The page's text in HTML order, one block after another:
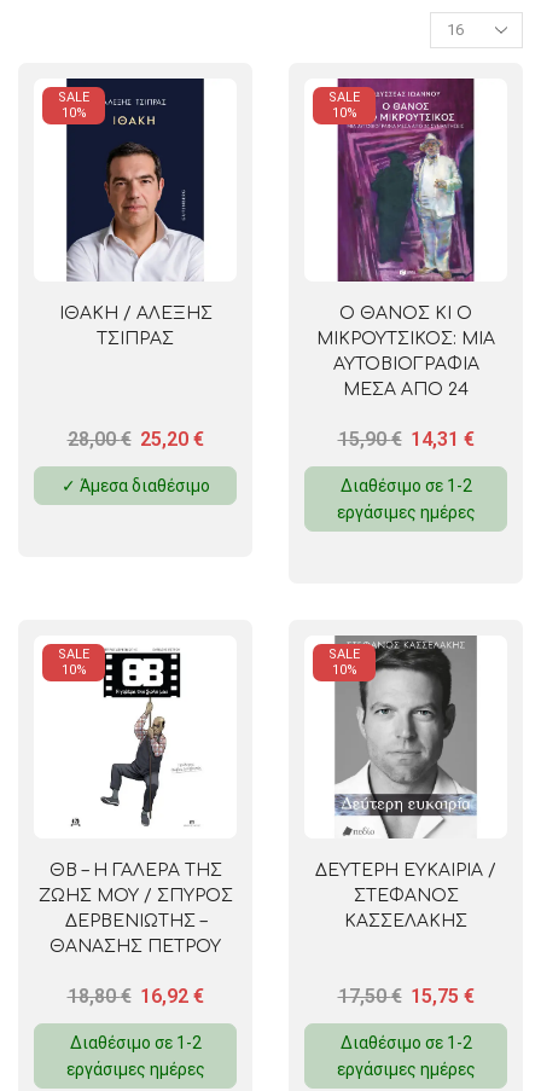
SALE
10%
ΙΘΑΚΗ / ΑΛΕΞΗΣ
ΤΣΙΠΡΑΣ
28,00€ 25,20 €
✓ Άμεσα διαθέσιμο
SALE
10%
Ο ΘΑΝΟΣ ΚΙ Ο
ΜΙΚΡΟΥΤΣΙΚΟΣ: ΜΙΑ
ΑΥΤΟΒΙΟΓΡΑΦΙΑ
ΜΕΣΑ ΑΠΟ 24
ΟΔΥΣΣΕΑΣ ΙΩΑΝΝΟΥ
15,90€ 14,31 €
Διαθέσιμο σε 1-2
εργάσιμες ημέρες
SALE
10%
ΘΒ – Η ΓΑΛΕΡΑ ΤΗΣ
ΖΩΗΣ ΜΟΥ / ΣΠΥΡΟΣ
ΔΕΡΒΕΝΙΩΤΗΣ –
ΘΑΝΑΣΗΣ ΠΕΤΡΟΥ
18,80€ 16,92 €
Διαθέσιμο σε 1-2
εργάσιμες ημέρες
SALE
10%
ΔΕΥΤΕΡΗ ΕΥΚΑΙΡΙΑ /
ΣΤΕΦΑΝΟΣ
ΚΑΣΣΕΛΑΚΗΣ
17,50€ 15,75 €
Διαθέσιμο σε 1-2
εργάσιμες ημέρες